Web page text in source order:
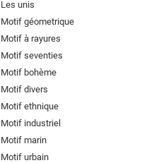
Les unis
Motif géometrique
Motif à rayures
Motif seventies
Motif bohème
Motif divers
Motif ethnique
Motif industriel
Motif marin
Motif urbain